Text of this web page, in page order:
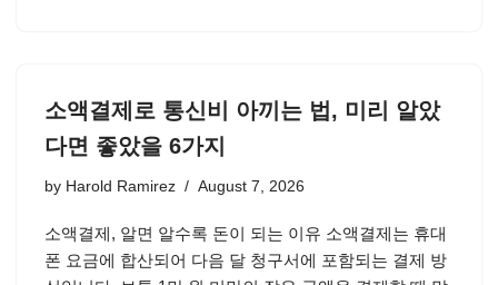
소액결제로 통신비 아끼는 법, 미리 알았
다면 좋았을 6가지
by Harold Ramirez August 7, 2026
소액결제, 알면 알수록 돈이 되는 이유 소액결제는 휴대
폰 요금에 합산되어 다음 달 청구서에 포함되는 결제 방